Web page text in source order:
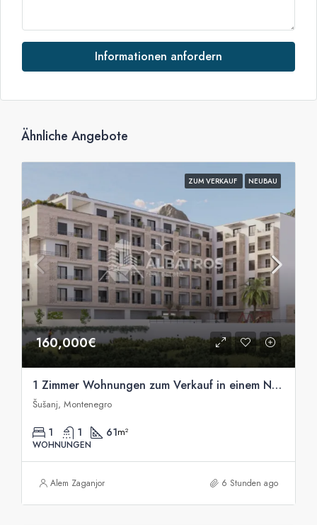
Informationen anfordern
Ähnliche Angebote
ZUM VERKAUF NEUBAU
160,000€
1 Zimmer Wohnungen zum Verkauf in einem Neubau in Susanj, Bar
Šušanj, Montenegro
1 1 61m²
WOHNUNGEN
Alem Zaganjor 6 Stunden ago